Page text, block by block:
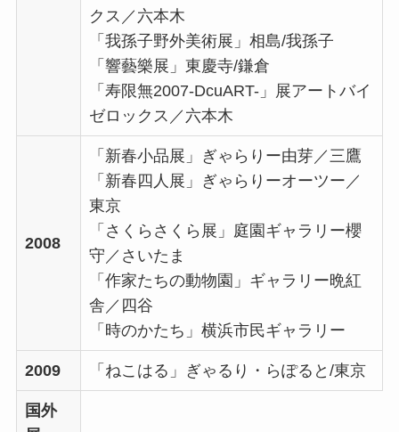
クス／六本木
「我孫子野外美術展」相島/我孫子
「響藝樂展」東慶寺/鎌倉
「寿限無2007-DcuART-」展アートバイ
ゼロックス／六本木
2008
「新春小品展」ぎゃらりー由芽／三鷹
「新春四人展」ぎゃらりーオーツー／
東京
「さくらさくら展」庭園ギャラリー櫻
守／さいたま
「作家たちの動物園」ギャラリー晩紅
舎／四谷
「時のかたち」横浜市民ギャラリー
2009 「ねこはる」ぎゃるり・らぽると/東京
国外